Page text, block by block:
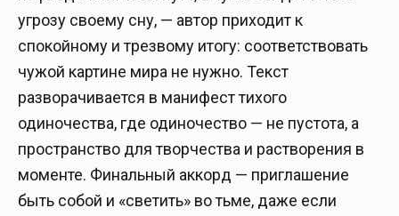
угрозу своему сну, — автор приходит к
спокойному и трезвому итогу: соответствовать
чужой картине мира не нужно. Текст
разворачивается в манифест тихого
одиночества, где одиночество — не пустота, а
пространство для творчества и растворения в
моменте. Финальный аккорд — приглашение
быть собой и «светить» во тьме, даже если